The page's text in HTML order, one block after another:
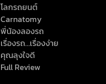
โลกรถยนต์
Carnatomy
พี่น้องลองรถ
เรื่องรถ…เรื่องง่าย
คุณลุงใจดี
Full Review